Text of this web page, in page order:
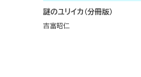
謎のユリイカ（分冊版）
吉富昭仁